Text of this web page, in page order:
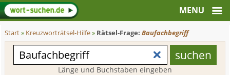
Start» Kreuzworträtsel-Hilfe» Rätsel-Frage:Baufachbegriff
Länge und Buchstaben eingeben